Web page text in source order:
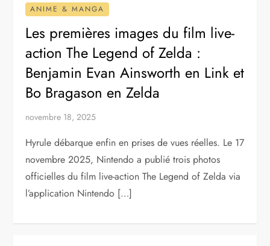
ANIME & MANGA
Les premières images du film live-
action The Legend of Zelda :
Benjamin Evan Ainsworth en Link et
Bo Bragason en Zelda
novembre 18, 2025
Hyrule débarque enfin en prises de vues réelles. Le 17
novembre 2025, Nintendo a publié trois photos
officielles du film live-action The Legend of Zelda via
l’application Nintendo […]